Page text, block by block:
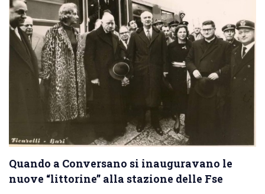
Quando a Conversano si inauguravano le
nuove “littorine” alla stazione delle Fse